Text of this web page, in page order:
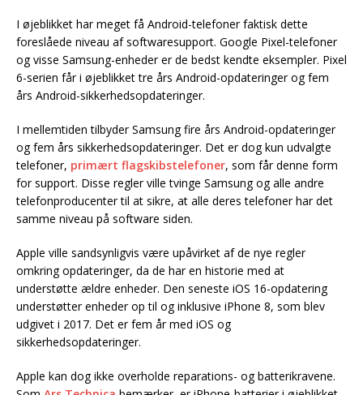
I øjeblikket har meget få Android-telefoner faktisk dette
foreslåede niveau af softwaresupport. Google Pixel-telefoner
og visse Samsung-enheder er de bedst kendte eksempler. Pixel
6-serien får i øjeblikket tre års Android-opdateringer og fem
års Android-sikkerhedsopdateringer.
I mellemtiden tilbyder Samsung fire års Android-opdateringer
og fem års sikkerhedsopdateringer. Det er dog kun udvalgte
telefoner, primært flagskibstelefoner, som får denne form
for support. Disse regler ville tvinge Samsung og alle andre
telefonproducenter til at sikre, at alle deres telefoner har det
samme niveau på software siden.
Apple ville sandsynligvis være upåvirket af de nye regler
omkring opdateringer, da de har en historie med at
understøtte ældre enheder. Den seneste iOS 16-opdatering
understøtter enheder op til og inklusive iPhone 8, som blev
udgivet i 2017. Det er fem år med iOS og
sikkerhedsopdateringer.
Apple kan dog ikke overholde reparations- og batterikravene.